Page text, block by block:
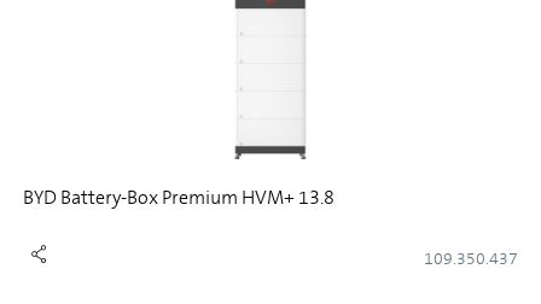
BYD Battery-Box Premium HVM+ 13.8
109.350.437